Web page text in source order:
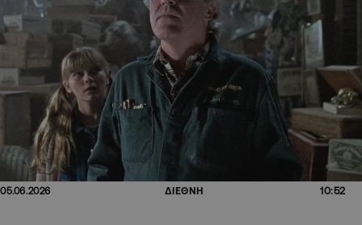
05.06.2026 ΔΙΕΘΝΗ 10:52